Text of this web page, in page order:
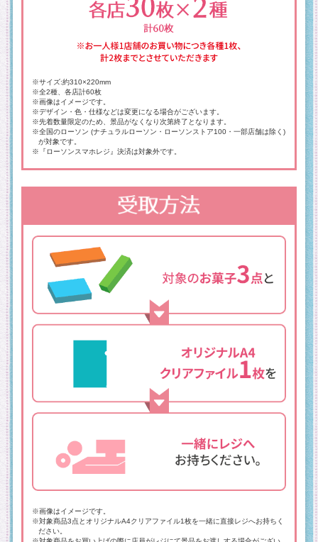
※サイズ:約310×220mm
※全2種、各店計60枚
※画像はイメージです。
※デザイン・色・仕様などは変更になる場合がございます。
※先着数量限定のため、景品がなくなり次第終了となります。
※全国のローソン (ナチュラルローソン・ローソンストア100・一部店舗は除く)
が対象です。
※『ローソンスマホレジ』決済は対象外です。
※画像はイメージです。
※対象商品3点とオリジナルA4クリアファイル1枚を一緒に直接レジへお持ちく
ださい。